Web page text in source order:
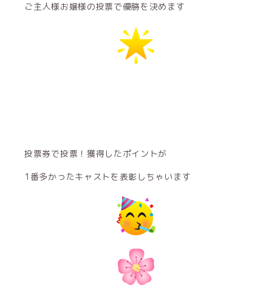
ご主人様お嬢様の投票で優勝を決めます
投票券で投票！獲得したポイントが
1番多かったキャストを表彰しちゃいます